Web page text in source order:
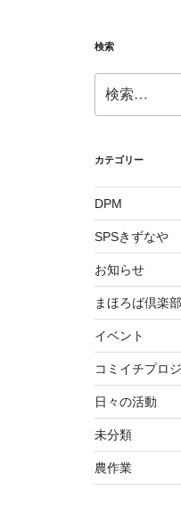
検索
索:
カテゴリー
DPM
SPSきずなや
お知らせ
まほろば倶楽部
イベント
コミイチプロ
日々の活動
未分類
農作業